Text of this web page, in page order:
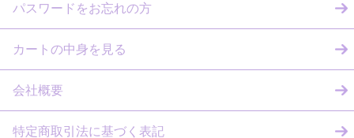
パスワードをお忘れの方
カートの中身を見る
会社概要
特定商取引法に基づく表記